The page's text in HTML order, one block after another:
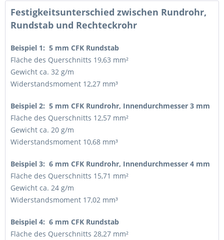
Festigkeitsunterschied zwischen Rundrohr,
Rundstab und Rechteckrohr
Beispiel 1: 5 mm CFK Rundstab
Fläche des Querschnitts 19,63 mm²
Gewicht ca. 32 g/m
Widerstandsmoment 12,27 mm³
Beispiel 2: 5 mm CFK Rundrohr, Innendurchmesser 3 mm
Fläche des Querschnitts 12,57 mm²
Gewicht ca. 20 g/m
Widerstandsmoment 10,68 mm³
Beispiel 3: 6 mm CFK Rundrohr, Innendurchmesser 4 mm
Fläche des Querschnitts 15,71 mm²
Gewicht ca. 24 g/m
Widerstandsmoment 17,02 mm³
Beispiel 4: 6 mm CFK Rundstab
Fläche des Querschnitts 28,27 mm²